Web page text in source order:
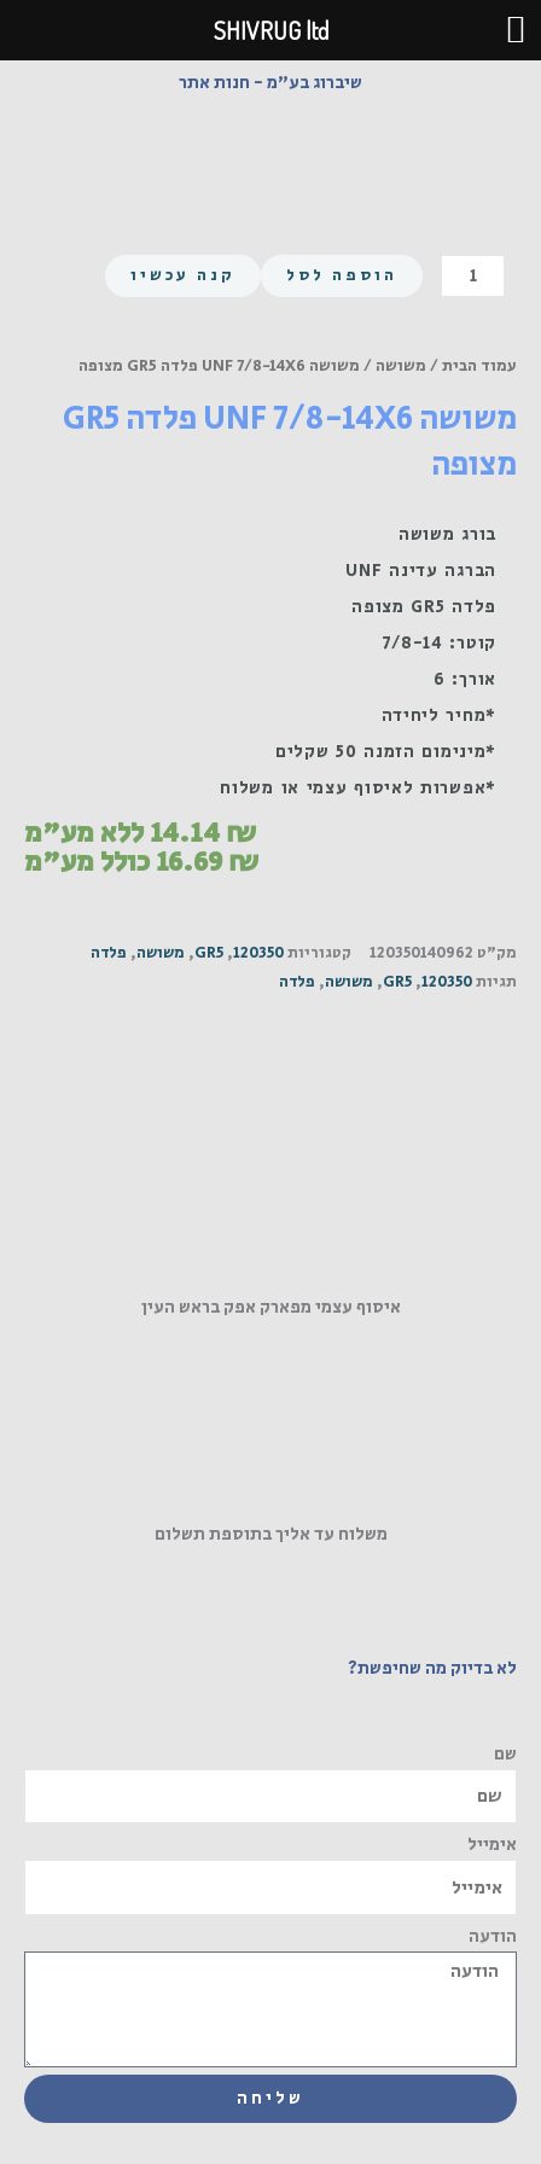
דילוג
לתוכן
שיברוג בע"מ - חנות אתר
כמות
של
14X6
GR5
הוספה לסל קנה עכשיו
עמוד הבית/ משושה / משושה UNF 7/8-14X6 פלדה GR5 מצופה
משושה UNF 7/8-14X6 פלדה GR5
מצופה
בורג משושה
הברגה עדינה UNF
פלדה GR5 מצופה
קוטר: 7/8-14
אורך: 6
*מחיר ליחידה
*מינימום הזמנה 50 שקלים
*אפשרות לאיסוף עצמי או משלוח
14.14₪ ללא מע"מ
16.69₪ כולל מע"מ
מק"ט 120350140962 קטגוריות120350
,
GR5
, משושה, פלדה
תגיות120350
,
GR5
, משושה, פלדה
איסוף עצמי מפארק אפק בראש העין
משלוח עד אליך בתוספת תשלום
לא בדיוק מה שחיפשת?
שם
אימייל
הודעה
שליחה
SHIVRUG ltd